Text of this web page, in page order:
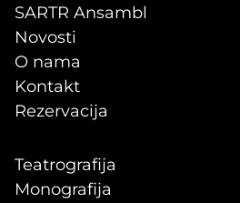
SARTR Ansambl
Novosti
O nama
Kontakt
Rezervacija
Teatrografija
Monografija